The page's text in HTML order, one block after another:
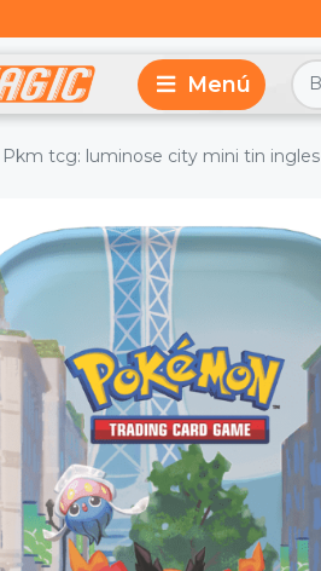
Pkm tcg: luminose city mini tin ingles